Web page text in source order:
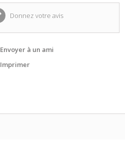
Donnez votre avis
Envoyer à un ami
Imprimer